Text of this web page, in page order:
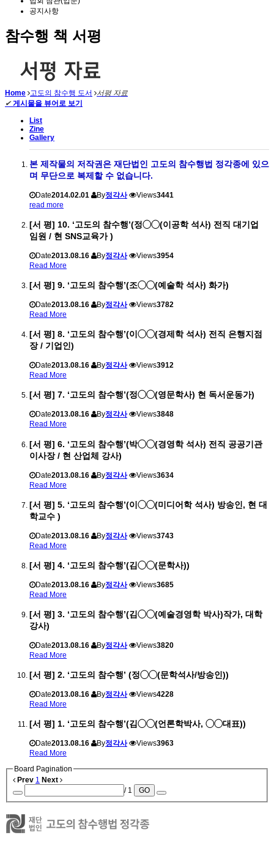
공지사항
참수행 책 서평
Home 고도의 참수행 도서
서평 자료
✔ 게시물을 뷰어로 보기
List
Zine
Gallery
본 제작물의 저작권은 재단법인 고도의 참수행법 정각종에 있으
며 무단으로 복제할 수 없습니다.
Date2014.02.01 By정각사 Views3441
read more
[서 평] 10. ‘고도의 참수행’(정◯◯(이공학 석사) 전직 대기업
임원 / 현 SNS교육가 )
Date2013.08.16 By정각사 Views3954
Read More
[서 평] 9. ‘고도의 참수행’(조◯◯(예술학 석사) 화가)
Date2013.08.16 By정각사 Views3782
Read More
[서 평] 8. ‘고도의 참수행’(이◯◯(경제학 석사) 전직 은행지점
장 / 기업인)
Date2013.08.16 By정각사 Views3912
Read More
[서 평] 7. ‘고도의 참수행’(정◯◯(영문학사) 현 독서운동가)
Date2013.08.16 By정각사 Views3848
Read More
[서 평] 6. ‘고도의 참수행’(박◯◯(경영학 석사) 전직 공공기관
이사장 / 현 산업체 강사)
Date2013.08.16 By정각사 Views3634
Read More
[서 평] 5. ‘고도의 참수행’(이◯◯(미디어학 석사) 방송인, 현 대
학교수 )
Date2013.08.16 By정각사 Views3743
Read More
[서 평] 4. ‘고도의 참수행’(김◯◯(문학사))
Date2013.08.16 By정각사 Views3685
Read More
[서 평] 3. ‘고도의 참수행’(김◯◯(예술경영학 박사)작가, 대학
강사)
Date2013.08.16 By정각사 Views3820
Read More
[서 평] 2. ‘고도의 참수행’ (정◯◯(문학석사/방송인))
Date2013.08.16 By정각사 Views4228
Read More
[서 평] 1. ‘고도의 참수행’(김◯◯(언론학박사, ◯◯대표))
Date2013.08.16 By정각사 Views3963
Read More
Board Pagination
Prev 1 Next
/ 1
GO